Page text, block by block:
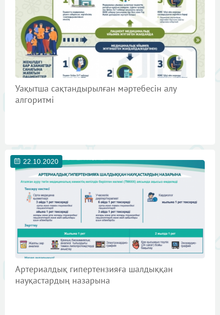
Уақытша сақтандырылған мәртебесін алу
алгоритмі
22.10.2020
Артериалдық гипертензияға шалдыққан
науқастардың назарына